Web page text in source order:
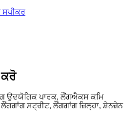
ਸਪੀਕਰ
ਕਰੋ
ਉਦਯੋਗਿਕ ਪਾਰਕ, ​​ਲੌਂਗਐਕਸ ਕਮਿ
ਲੌਂਗਗਾਂਗ ਸਟ੍ਰੀਟ, ਲੌਂਗਗਾਂਗ ਜ਼ਿਲ੍ਹਾ, ਸ਼ੇਨਜ਼ੇਨ